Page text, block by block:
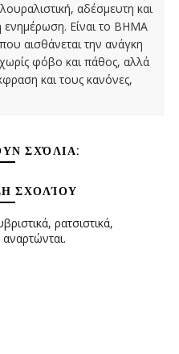
αδέσμευτη και
ενημέρωση. Είναι το ΒΗΜΑ
αισθάνεται την ανάγκη
φόβο και πάθος, αλλά
και τους κανόνες,
ΣΧΌΛΙΑ:
ΣΧΟΛΊΟΥ
ρατσιστικά,